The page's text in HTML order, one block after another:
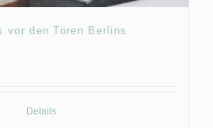
vor den Toren Berlins
Details